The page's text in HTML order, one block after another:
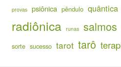
provas psiônica pêndulo quântica
radiônica runas salmos
sorte sucesso tarot tarô